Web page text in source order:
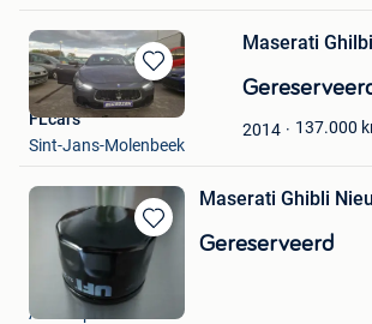
Bewaren
in
Favorieten
Maserati Ghilbi
2014 137.000
FLcars
Sint-Jans-Molenbeek
Bewaren
Mijn
Favorieten
Maserati Ghibli
Gereserveerd
Simon
Antwerpen